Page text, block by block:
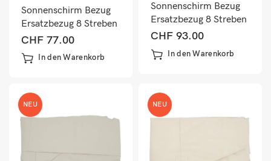
Sonnenschirm Bezug
Ersatzbezug 8 Streben
rund Ø3m Polyester
bordeaux
CHF 77.00
In den Warenkorb
Sonnenschirm Bezug
Ersatzbezug 8 Streben
rund Ø4m Polyester
creme-beige
CHF 93.00
In den Warenkorb
NEU NEU